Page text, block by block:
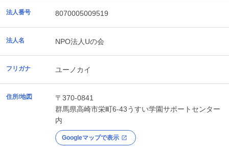
法人番号 8070005009519
法人名 NPO法人Uの会
フリガナ ユーノカイ
住所/地図
〒370-0841
群馬県高崎市栄町6-43うすい学園サポートセンター
内
Googleマップで表示